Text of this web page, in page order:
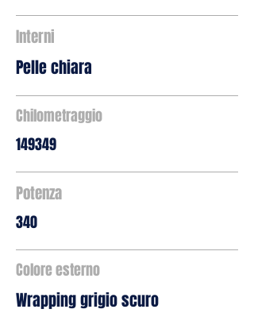
Interni
Pelle chiara
Chilometraggio
149349
Potenza
340
Colore esterno
Wrapping grigio scuro